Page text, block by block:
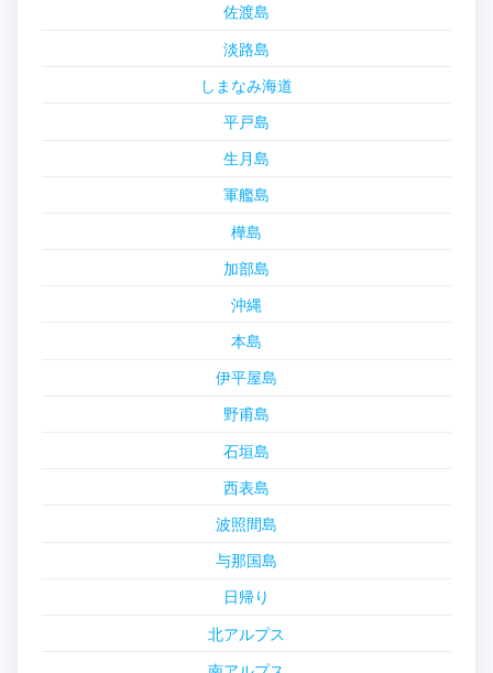
佐渡島
淡路島
しまなみ海道
平戸島
生月島
軍艦島
樺島
加部島
沖縄
本島
伊平屋島
野甫島
石垣島
西表島
波照間島
与那国島
日帰り
北アルプス